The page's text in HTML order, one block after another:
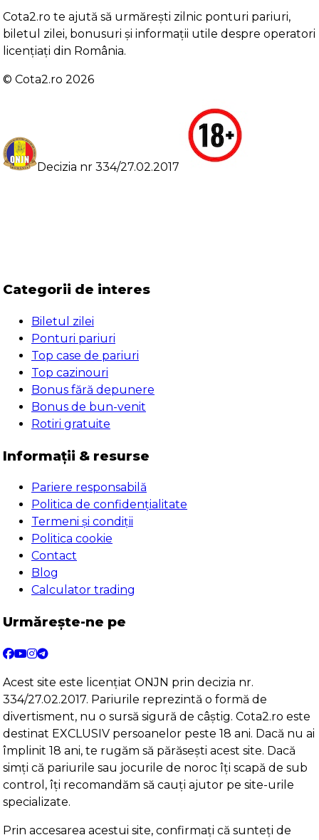
Cota2.ro te ajută să urmărești zilnic ponturi pariuri,
biletul zilei, bonusuri și informații utile despre operatori
licențiați din România.
©️ Cota2.ro 2026
Decizia nr 334/27.02.2017
Categorii de interes
Biletul zilei
Ponturi pariuri
Top case de pariuri
Top cazinouri
Bonus fără depunere
Bonus de bun-venit
Rotiri gratuite
Informații & resurse
Pariere responsabilă
Politica de confidențialitate
Termeni și condiții
Politica cookie
Contact
Blog
Calculator trading
Urmărește-ne pe
Acest site este licențiat ONJN prin decizia nr.
334/27.02.2017. Pariurile reprezintă o formă de
divertisment, nu o sursă sigură de câștig. Cota2.ro este
destinat EXCLUSIV persoanelor peste 18 ani. Dacă nu ai
împlinit 18 ani, te rugăm să părăsești acest site. Dacă
simți că pariurile sau jocurile de noroc îți scapă de sub
control, îți recomandăm să cauți ajutor pe site-urile
specializate.
Prin accesarea acestui site, confirmați că sunteți de